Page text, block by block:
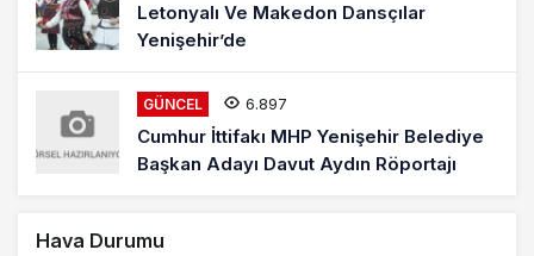
Letonyalı Ve Makedon Dansçılar
Yenişehir’de
GÜNCEL 6.897
Cumhur İttifakı MHP Yenişehir Belediye
Başkan Adayı Davut Aydın Röportajı
Hava Durumu